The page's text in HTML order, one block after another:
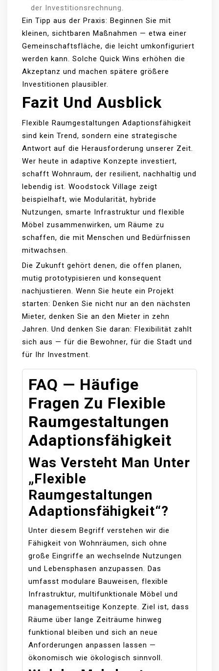
der Investitionsrechnung.
Ein Tipp aus der Praxis: Beginnen Sie mit
kleinen, sichtbaren Maßnahmen — etwa einer
Gemeinschaftsfläche, die leicht umkonfiguriert
werden kann. Solche Quick Wins erhöhen die
Akzeptanz und machen spätere größere
Investitionen plausibler.
Fazit Und Ausblick
Flexible Raumgestaltungen Adaptionsfähigkeit
sind kein Trend, sondern eine strategische
Antwort auf die Herausforderung unserer Zeit.
Wer heute in adaptive Konzepte investiert,
schafft Wohnraum, der resilient, nachhaltig und
lebendig ist. Woodstock Village zeigt
beispielhaft, wie Modularität, hybride
Nutzungen, smarte Infrastruktur und flexible
Möbel zusammenwirken, um Räume zu
schaffen, die mit Menschen und Bedürfnissen
mitwachsen.
Die Zukunft gehört denen, die offen planen,
mutig prototypisieren und konsequent
nachjustieren. Wenn Sie heute ein Projekt
starten: Denken Sie nicht nur an den nächsten
Mieter, denken Sie an den Mieter in zehn
Jahren. Und denken Sie daran: Flexibilität zahlt
sich aus — für die Bewohner, für die Stadt und
für Ihr Investment.
FAQ — Häufige
Fragen Zu Flexible
Raumgestaltungen
Adaptionsfähigkeit
Was Versteht Man Unter
„Flexible
Raumgestaltungen
Adaptionsfähigkeit“?
Unter diesem Begriff verstehen wir die
Fähigkeit von Wohnräumen, sich ohne
große Eingriffe an wechselnde Nutzungen
und Lebensphasen anzupassen. Das
umfasst modulare Bauweisen, flexible
Infrastruktur, multifunktionale Möbel und
managementseitige Konzepte. Ziel ist, dass
Räume über lange Zeiträume hinweg
funktional bleiben und sich an neue
Anforderungen anpassen lassen —
ökonomisch wie ökologisch sinnvoll.